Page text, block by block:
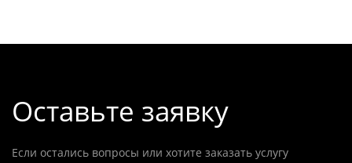
Оставьте заявку
Если остались вопросы или хотите заказать услугу